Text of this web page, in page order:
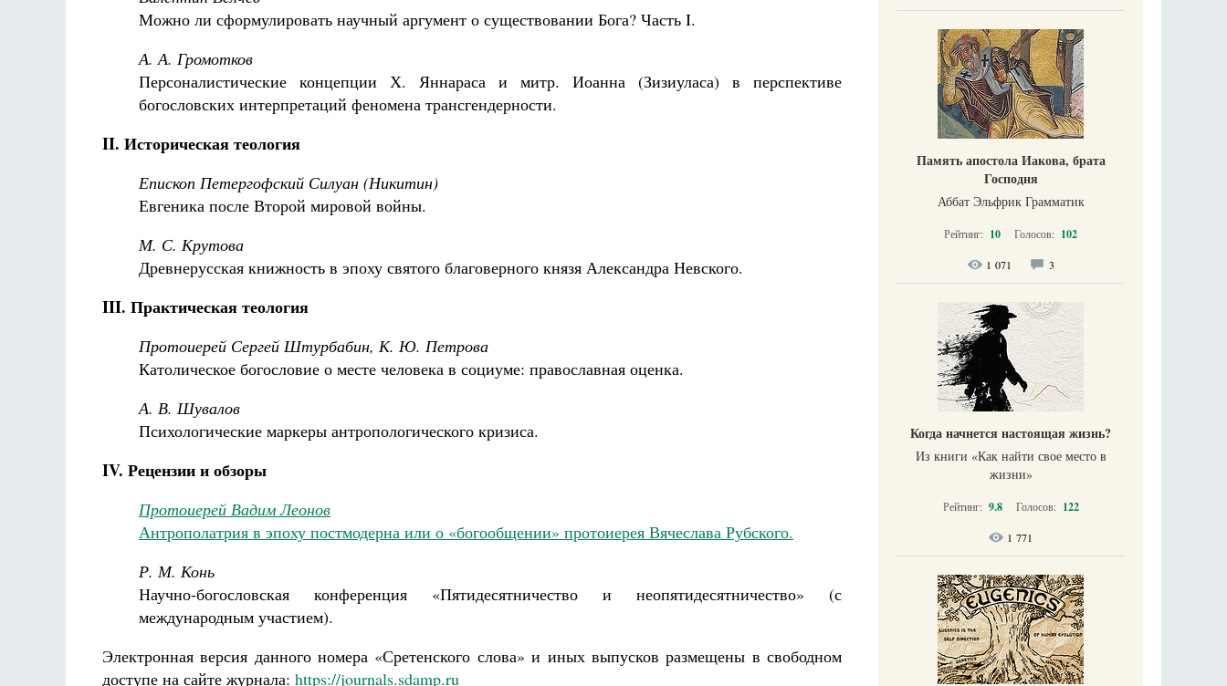
Можно ли сформулировать научный аргумент о существовании Бога? Часть I.
А. А. Громотков
Персоналистические концепции Х. Яннараса и митр. Иоанна (Зизиуласа) в перспективе
богословских интерпретаций феномена трансгендерности.
II. Историческая теология
Епископ Петергофский Силуан (Никитин)
Евгеника после Второй мировой войны.
М. С. Крутова
Древнерусская книжность в эпоху святого благоверного князя Александра Невского.
III. Практическая теология
Протоиерей Сергей Штурбабин, К. Ю. Петрова
Католическое богословие о месте человека в социуме: православная оценка.
А. В. Шувалов
Психологические маркеры антропологического кризиса.
IV. Рецензии и обзоры
Протоиерей Вадим Леонов
Антрополатрия в эпоху постмодерна или о «богообщении» протоиерея Вячеслава Рубского.
Р. М. Конь
Научно-богословская конференция «Пятидесятничество и неопятидесятничество» (с
международным участием).
Электронная версия данного номера «Сретенского слова» и иных выпусков размещены в свободном
доступе на сайте журнала: https://journals.sdamp.ru
Память апостола Иакова, брата
Господня
Аббат Эльфрик Грамматик
Рейтинг: 10 Голосов: 102
1 071 3
Когда начнется настоящая жизнь?
Из книги «Как найти свое место в
жизни​»
Рейтинг: 9.8 Голосов: 122
1 771